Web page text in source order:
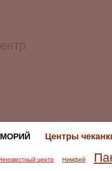
Центры
центр Нимфей